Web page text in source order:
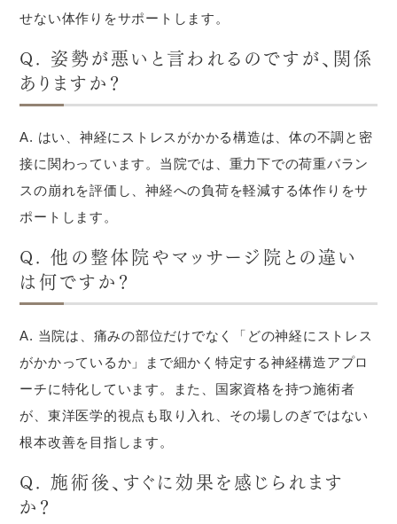
せない体作りをサポートします。
Q. 姿勢が悪いと言われるのですが、関係
ありますか？
A. はい、神経にストレスがかかる構造は、体の不調と密
接に関わっています。当院では、重力下での荷重バラン
スの崩れを評価し、神経への負荷を軽減する体作りをサ
ポートします。
Q. 他の整体院やマッサージ院との違い
は何ですか？
A. 当院は、痛みの部位だけでなく「どの神経にストレス
がかかっているか」まで細かく特定する神経構造アプロ
ーチに特化しています。また、国家資格を持つ施術者
が、東洋医学的視点も取り入れ、その場しのぎではない
根本改善を目指します。
Q. 施術後、すぐに効果を感じられます
か？